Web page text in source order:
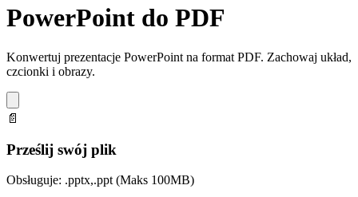
PowerPoint do PDF
Konwertuj prezentacje PowerPoint na format PDF. Zachowaj układ,
czcionki i obrazy.
📄
Prześlij swój plik
Obsługuje: .pptx,.ppt (Maks 100MB)